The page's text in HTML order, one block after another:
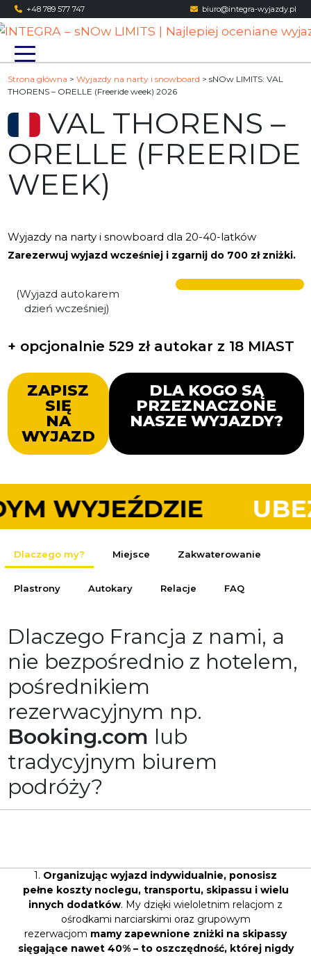
to
content
+48 789 577 747 biuro@integra-wyjazdy.pl
Strona główna > Wyjazdy na narty i snowboard > sNOw LIMITS: VAL
THORENS – ORELLE (Freeride week) 2026
VAL THORENS –
ORELLE (FREERIDE
WEEK)
Wyjazdy na narty i snowboard dla 20-40-latków
Zarezerwuj wyjazd wcześniej i zgarnij do 700 zł zniżki.
(Wyjazd autokarem
dzień wcześniej)
+ opcjonalnie 529 zł autokar z 18 MIAST
ZAPISZ
SIĘ
NA
WYJAZD
DLA KOGO SĄ
PRZEZNACZONE
NASZE WYJAZDY?
Dlaczego my? Miejsce Zakwaterowanie
Plastrony Autokary Relacje FAQ
Dlaczego Francja z nami, a
nie bezpośrednio z hotelem,
pośrednikiem
rezerwacyjnym np.
Booking.com lub
tradycyjnym biurem
podróży?
1. Organizując wyjazd indywidualnie, ponosisz
pełne koszty noclegu, transportu, skipassu i wielu
innych dodatków. My dzięki wieloletnim relacjom z
ośrodkami narciarskimi oraz grupowym
rezerwacjom mamy zapewnione zniżki na skipassy
sięgające nawet 40% – to oszczędność, której nigdy